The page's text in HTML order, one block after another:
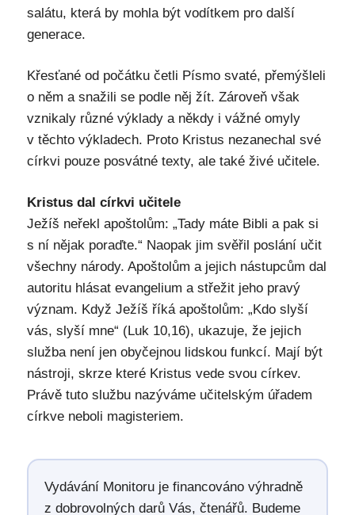
salátu, která by mohla být vodítkem pro další
generace.
Křesťané od počátku četli Písmo svaté, přemýšleli
o něm a snažili se podle něj žít. Zároveň však
vznikaly různé výklady a někdy i vážné omyly
v těchto výkladech. Proto Kristus nezanechal své
církvi pouze posvátné texty, ale také živé učitele.
Kristus dal církvi učitele
Ježíš neřekl apoštolům: „Tady máte Bibli a pak si
s ní nějak poraďte.“ Naopak jim svěřil poslání učit
všechny národy. Apoštolům a jejich nástupcům dal
autoritu hlásat evangelium a střežit jeho pravý
význam. Když Ježíš říká apoštolům: „Kdo slyší
vás, slyší mne“ (Luk 10,16), ukazuje, že jejich
služba není jen obyčejnou lidskou funkcí. Mají být
nástroji, skrze které Kristus vede svou církev.
Právě tuto službu nazýváme učitelským úřadem
církve neboli magisteriem.
Vydávání Monitoru je financováno výhradně
z dobrovolných darů Vás, čtenářů. Budeme